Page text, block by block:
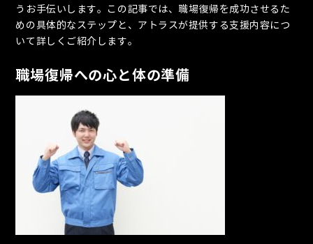
うお手伝いします。この記事では、職場復帰を成功させるた
めの具体的なステップと、アトラスが提供する支援内容につ
いて詳しくご紹介します。
職場復帰への心と体の準備